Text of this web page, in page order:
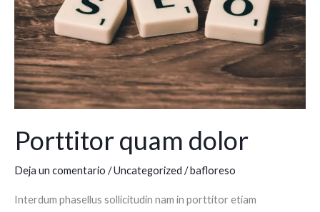
Porttitor quam dolor
Deja un comentario /Uncategorized /bafloreso
Interdum phasellus sollicitudin nam in porttitor etiam